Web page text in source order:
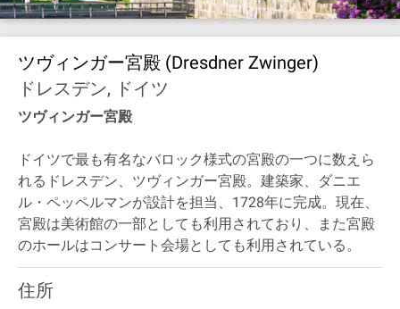
ツヴィンガー宮殿 (Dresdner Zwinger)
ドレスデン, ドイツ
ツヴィンガー宮殿
ドイツで最も有名なバロック様式の宮殿の一つに数えら
れるドレスデン、ツヴィンガー宮殿。建築家、ダニエ
ル・ペッペルマンが設計を担当、1728年に完成。現在、
宮殿は美術館の一部としても利用されており、また宮殿
のホールはコンサート会場としても利用されている。
住所